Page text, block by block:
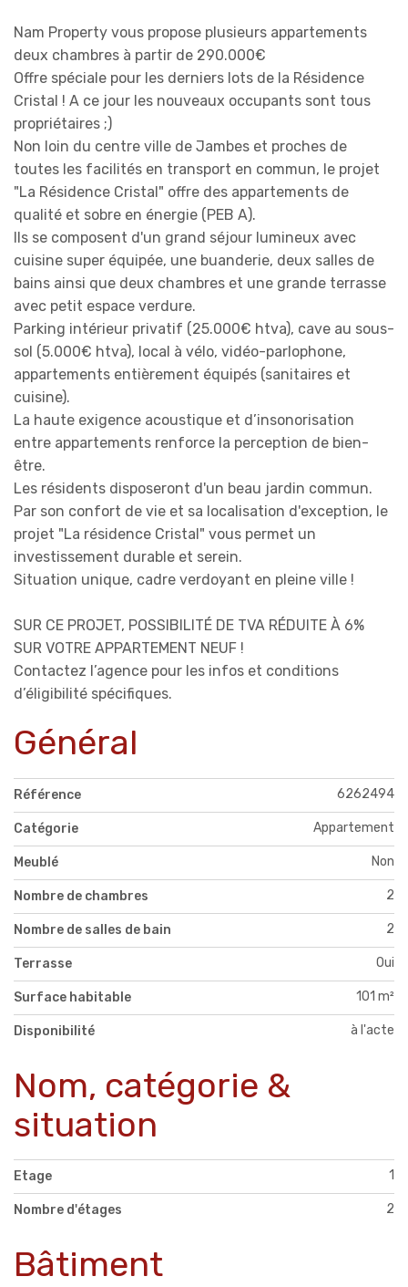
Nam Property vous propose plusieurs appartements
deux chambres à partir de 290.000€
Offre spéciale pour les derniers lots de la Résidence
Cristal ! A ce jour les nouveaux occupants sont tous
propriétaires ;)
Non loin du centre ville de Jambes et proches de
toutes les facilités en transport en commun, le projet
"La Résidence Cristal" offre des appartements de
qualité et sobre en énergie (PEB A).
Ils se composent d'un grand séjour lumineux avec
cuisine super équipée, une buanderie, deux salles de
bains ainsi que deux chambres et une grande terrasse
avec petit espace verdure.
Parking intérieur privatif (25.000€ htva), cave au sous-
sol (5.000€ htva), local à vélo, vidéo-parlophone,
appartements entièrement équipés (sanitaires et
cuisine).
La haute exigence acoustique et d’insonorisation
entre appartements renforce la perception de bien-
être.
Les résidents disposeront d'un beau jardin commun.
Par son confort de vie et sa localisation d'exception, le
projet "La résidence Cristal" vous permet un
investissement durable et serein.
Situation unique, cadre verdoyant en pleine ville !
SUR CE PROJET, POSSIBILITÉ DE TVA RÉDUITE À 6%
SUR VOTRE APPARTEMENT NEUF !
Contactez l’agence pour les infos et conditions
d’éligibilité spécifiques.
Général
Référence 6262494
Catégorie Appartement
Meublé Non
Nombre de chambres 2
Nombre de salles de bain 2
Terrasse Oui
Surface habitable 101 m²
Disponibilité à l'acte
Nom, catégorie &
situation
Etage 1
Nombre d'étages 2
Bâtiment